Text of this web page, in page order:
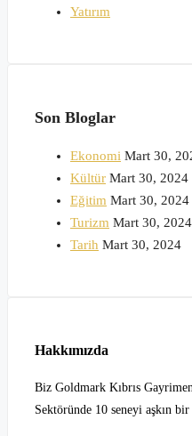
Yatırım
Son Bloglar
Ekonomi Mart 30,
Kültür Mart 30, 2024
Eğitim Mart 30, 2024
Turizm Mart 30, 2024
Tarih Mart 30, 2024
Hakkımızda
Biz Goldmark Kıbrıs
Sektöründe 10 seneyi aşkın